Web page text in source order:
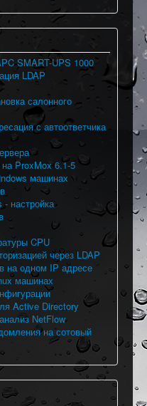
SMART-UPS 1000
LDAP
салонного
с автоответчика
ProxMox 6.1-5
машинах
настройка
CPU
через LDAP
на одном IP адресе
машинах
Active Directory
NetFlow
на сотовый